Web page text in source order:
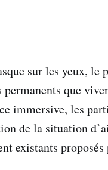
sur les yeux, le
que
immersive, les
de la situation
existants